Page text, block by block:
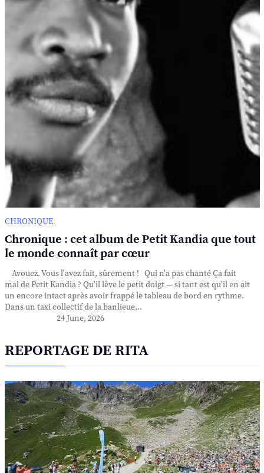
CHRONIQUE
Chronique : cet album de Petit Kandia que tout
le monde connaît par cœur
Avouez. Vous l'avez fait, sûrement ! Qui n'a pas chanté Ça fait
mal de Petit Kandia ? Qu'il lève le petit doigt — si tant est qu'il en ait
un encore intact après avoir frappé le tableau de bord en rythme.
Dans un taxi collectif de la banlieue...
24 June, 2026
REPORTAGE DE RITA